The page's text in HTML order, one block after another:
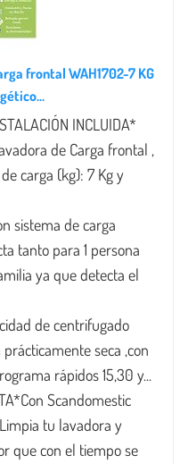
frontal WAH1702-7 KG
INCLUIDA*
de Carga frontal ,
carga (kg): 7 Kg y
sistema de carga
tanto para 1 persona
ya que detecta el
de centrifugado
seca ,con
rápidos 15,30 y...
Scandomestic
tu lavadora y
que con el tiempo se